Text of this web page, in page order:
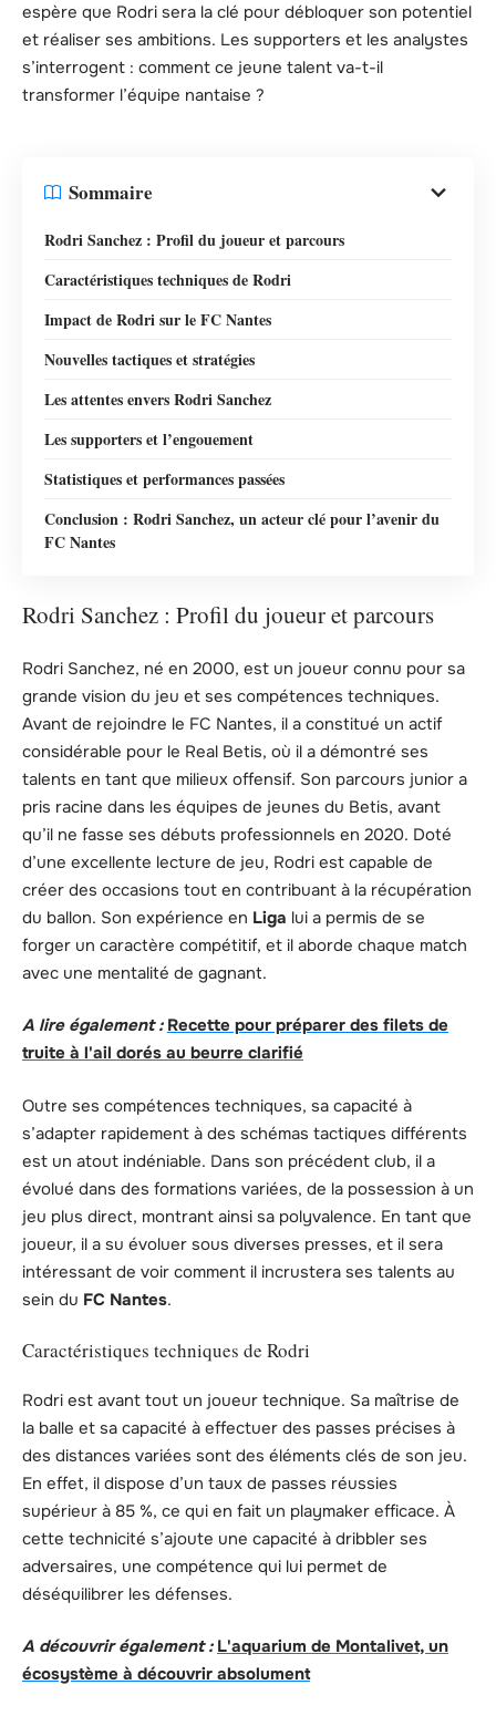
espère que Rodri sera la clé pour débloquer son potentiel
et réaliser ses ambitions. Les supporters et les analystes
s’interrogent : comment ce jeune talent va-t-il
transformer l’équipe nantaise ?
Sommaire
Rodri Sanchez : Profil du joueur et parcours
Caractéristiques techniques de Rodri
Impact de Rodri sur le FC Nantes
Nouvelles tactiques et stratégies
Les attentes envers Rodri Sanchez
Les supporters et l’engouement
Statistiques et performances passées
Conclusion : Rodri Sanchez, un acteur clé pour l’avenir du
FC Nantes
Rodri Sanchez : Profil du joueur et parcours
Rodri Sanchez, né en 2000, est un joueur connu pour sa
grande vision du jeu et ses compétences techniques.
Avant de rejoindre le FC Nantes, il a constitué un actif
considérable pour le Real Betis, où il a démontré ses
talents en tant que milieux offensif. Son parcours junior a
pris racine dans les équipes de jeunes du Betis, avant
qu’il ne fasse ses débuts professionnels en 2020. Doté
d’une excellente lecture de jeu, Rodri est capable de
créer des occasions tout en contribuant à la récupération
du ballon. Son expérience en Liga lui a permis de se
forger un caractère compétitif, et il aborde chaque match
avec une mentalité de gagnant.
A lire également : Recette pour préparer des filets de
truite à l'ail dorés au beurre clarifié
Outre ses compétences techniques, sa capacité à
s’adapter rapidement à des schémas tactiques différents
est un atout indéniable. Dans son précédent club, il a
évolué dans des formations variées, de la possession à un
jeu plus direct, montrant ainsi sa polyvalence. En tant que
joueur, il a su évoluer sous diverses presses, et il sera
intéressant de voir comment il incrustera ses talents au
sein du FC Nantes.
Caractéristiques techniques de Rodri
Rodri est avant tout un joueur technique. Sa maîtrise de
la balle et sa capacité à effectuer des passes précises à
des distances variées sont des éléments clés de son jeu.
En effet, il dispose d’un taux de passes réussies
supérieur à 85 %, ce qui en fait un playmaker efficace. À
cette technicité s’ajoute une capacité à dribbler ses
adversaires, une compétence qui lui permet de
déséquilibrer les défenses.
A découvrir également : L'aquarium de Montalivet, un
écosystème à découvrir absolument